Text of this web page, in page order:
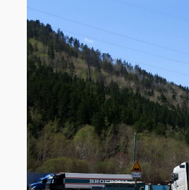
Отроги Хамар-Дабана здесь
преимущественно сосновым
водотока, его русло отмечено
Главной
Селенга: от
Удэ (мкр. Мостовой, бывший
правом берегу Селенги,
По левому берегу на песчано-
pumila, Salix sp. Вдоль обочин
Chenopodiaceae), но и местные
All photos(18) Photos of plants